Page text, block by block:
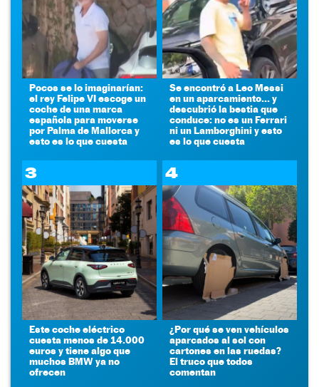
Pocos se lo imaginarían:
el rey Felipe VI escoge un
coche de una marca
española para moverse
por Palma de Mallorca y
esto es lo que cuesta
Se encontró a Leo Messi
en un aparcamiento... y
descubrió la bestia que
conduce: no es un Ferrari
ni un Lamborghini y esto
es lo que cuesta
3
Este coche eléctrico
cuesta menos de 14.000
euros y tiene algo que
muchos BMW ya no
ofrecen
4
¿Por qué se ven vehículos
aparcados al sol con
cartones en las ruedas?
El truco que todos
comentan